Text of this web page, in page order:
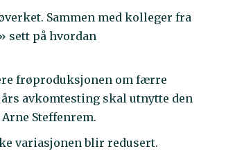
Sammen med kolleger fra
sett på hvordan
frøproduksjonen om færre
avkomtesting skal utnytte den
Steffenrem.
variasjonen blir redusert.